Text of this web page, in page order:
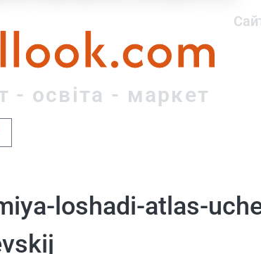
- освіта - маркет
loshadi-atlas-